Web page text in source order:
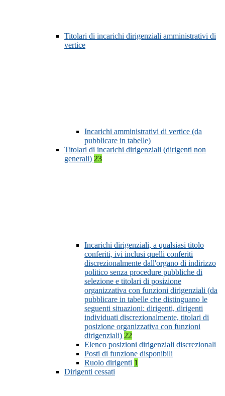
Titolari di incarichi dirigenziali amministrativi di
vertice
Incarichi amministrativi di vertice (da
pubblicare in tabelle)
Titolari di incarichi dirigenziali (dirigenti non
generali) 23
Incarichi dirigenziali, a qualsiasi titolo
conferiti, ivi inclusi quelli conferiti
discrezionalmente dall'organo di indirizzo
politico senza procedure pubbliche di
selezione e titolari di posizione
organizzativa con funzioni dirigenziali (da
pubblicare in tabelle che distinguano le
seguenti situazioni: dirigenti, dirigenti
individuati discrezionalmente, titolari di
posizione organizzativa con funzioni
dirigenziali) 22
Elenco posizioni dirigenziali discrezionali
Posti di funzione disponibili
Ruolo dirigenti 1
Dirigenti cessati